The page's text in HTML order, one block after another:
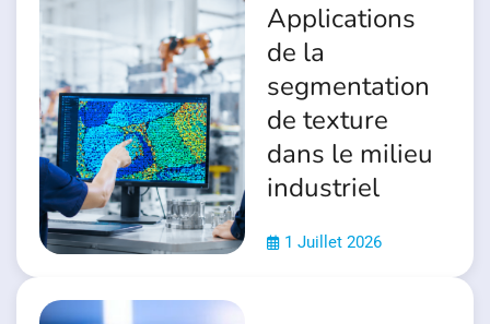
Applications
de la
segmentation
de texture
dans le milieu
industriel
1 Juillet 2026